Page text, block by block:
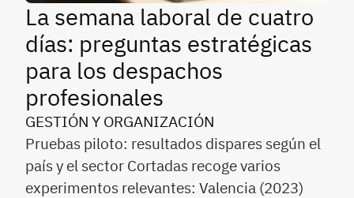
La semana laboral de cuatro
días: preguntas estratégicas
para los despachos
profesionales
GESTIÓN Y ORGANIZACIÓN
Pruebas piloto: resultados dispares según el
país y el sector Cortadas recoge varios
experimentos relevantes: Valencia (2023)